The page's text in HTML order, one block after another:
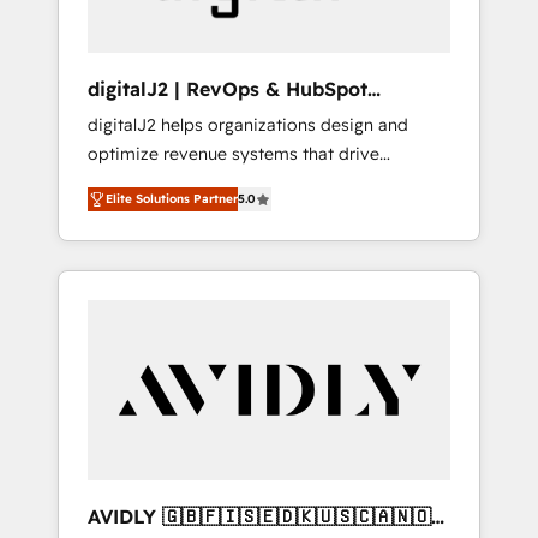
digitalJ2 | RevOps & HubSpot
Implementations
digitalJ2 helps organizations design and
optimize revenue systems that drive
scalable, predictable growth. As a triple-
accredited HubSpot Solutions Partner, we
specialize in both strategic RevOps planning
and hands-on technical execution - building
Services - Managed IT (MSP) - Franchises -
Professional Services - And more! How we
Custom integrations and workflow
Elite Solutions Partner5.0
AVIDLY 🇬🇧🇫🇮🇸🇪🇩🇰🇺🇸🇨🇦🇳🇴